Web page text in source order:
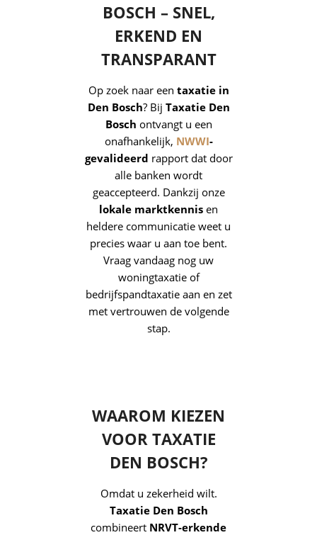
BOSCH – SNEL,
ERKEND EN
TRANSPARANT
Op zoek naar een taxatie in
Den Bosch? Bij Taxatie Den
Bosch ontvangt u een
onafhankelijk, NWWI-
gevalideerd rapport dat door
alle banken wordt
geaccepteerd. Dankzij onze
lokale marktkennis en
heldere communicatie weet u
precies waar u aan toe bent.
Vraag vandaag nog uw
woningtaxatie of
bedrijfspandtaxatie aan en zet
met vertrouwen de volgende
stap.
WAAROM KIEZEN
VOOR TAXATIE
DEN BOSCH?
Omdat u zekerheid wilt.
Taxatie Den Bosch
combineert NRVT-erkende